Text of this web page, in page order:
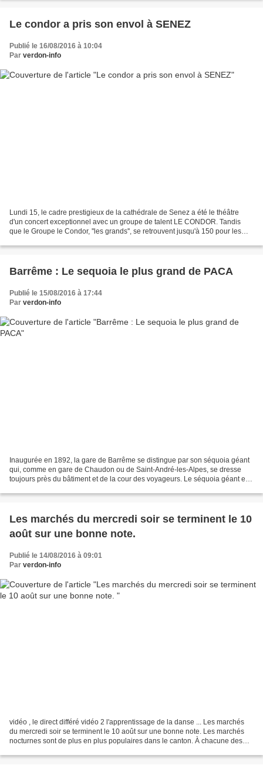
Le condor a pris son envol à SENEZ
Publié le 16/08/2016 à 10:04
Par verdon-info
Lundi 15, le cadre prestigieux de la cathédrale de Senez a été le théâtre
d'un concert exceptionnel avec un groupe de talent LE CONDOR. Tandis
que le Groupe le Condor, ''les grands'', se retrouvent jusqu'à 150 pour les
Barrême : Le sequoia le plus grand de PACA
Publié le 15/08/2016 à 17:44
Par verdon-info
Inaugurée en 1892, la gare de Barrême se distingue par son séquoia géant
qui, comme en gare de Chaudon ou de Saint-André-les-Alpes, se dresse
toujours près du bâtiment et de la cour des voyageurs. Le séquoia géant est
Les marchés du mercredi soir se terminent le 10
août sur une bonne note.
Publié le 14/08/2016 à 09:01
Par verdon-info
vidéo , le direct différé vidéo 2 l'apprentissage de la danse ... Les marchés
du mercredi soir se terminent le 10 août sur une bonne note. Les marchés
nocturnes sont de plus en plus populaires dans le canton. À chacune des